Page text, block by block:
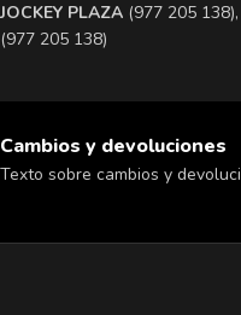
​JOCKEY PLAZA (977 205 138),
(977 205 138)
Cambios y devoluciones
Texto sobre cambios y